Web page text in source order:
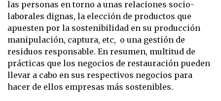
las personas en torno a unas relaciones socio-
laborales dignas, la elección de productos que
apuesten por la sostenibilidad en su producción
manipulación, captura, etc, o una gestión de
residuos responsable. En resumen, multitud de
prácticas que los negocios de restauración pueden
llevar a cabo en sus respectivos negocios para
hacer de ellos empresas más sostenibles.